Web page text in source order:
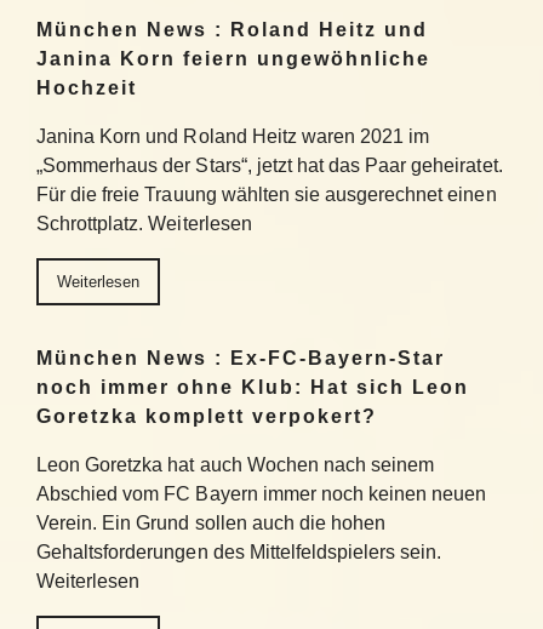
München News : Roland Heitz und
Janina Korn feiern ungewöhnliche
Hochzeit
Janina Korn und Roland Heitz waren 2021 im
„Sommerhaus der Stars“, jetzt hat das Paar geheiratet.
Für die freie Trauung wählten sie ausgerechnet einen
Schrottplatz. Weiterlesen
Weiterlesen
München News : Ex-FC-Bayern-Star
noch immer ohne Klub: Hat sich Leon
Goretzka komplett verpokert?
Leon Goretzka hat auch Wochen nach seinem
Abschied vom FC Bayern immer noch keinen neuen
Verein. Ein Grund sollen auch die hohen
Gehaltsforderungen des Mittelfeldspielers sein.
Weiterlesen